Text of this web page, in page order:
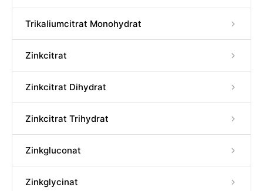
Trikaliumcitrat Monohydrat
Zinkcitrat
Zinkcitrat Dihydrat
Zinkcitrat Trihydrat
Zinkgluconat
Zinkglycinat